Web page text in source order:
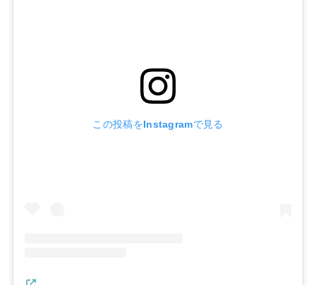
この投稿をInstagramで見る